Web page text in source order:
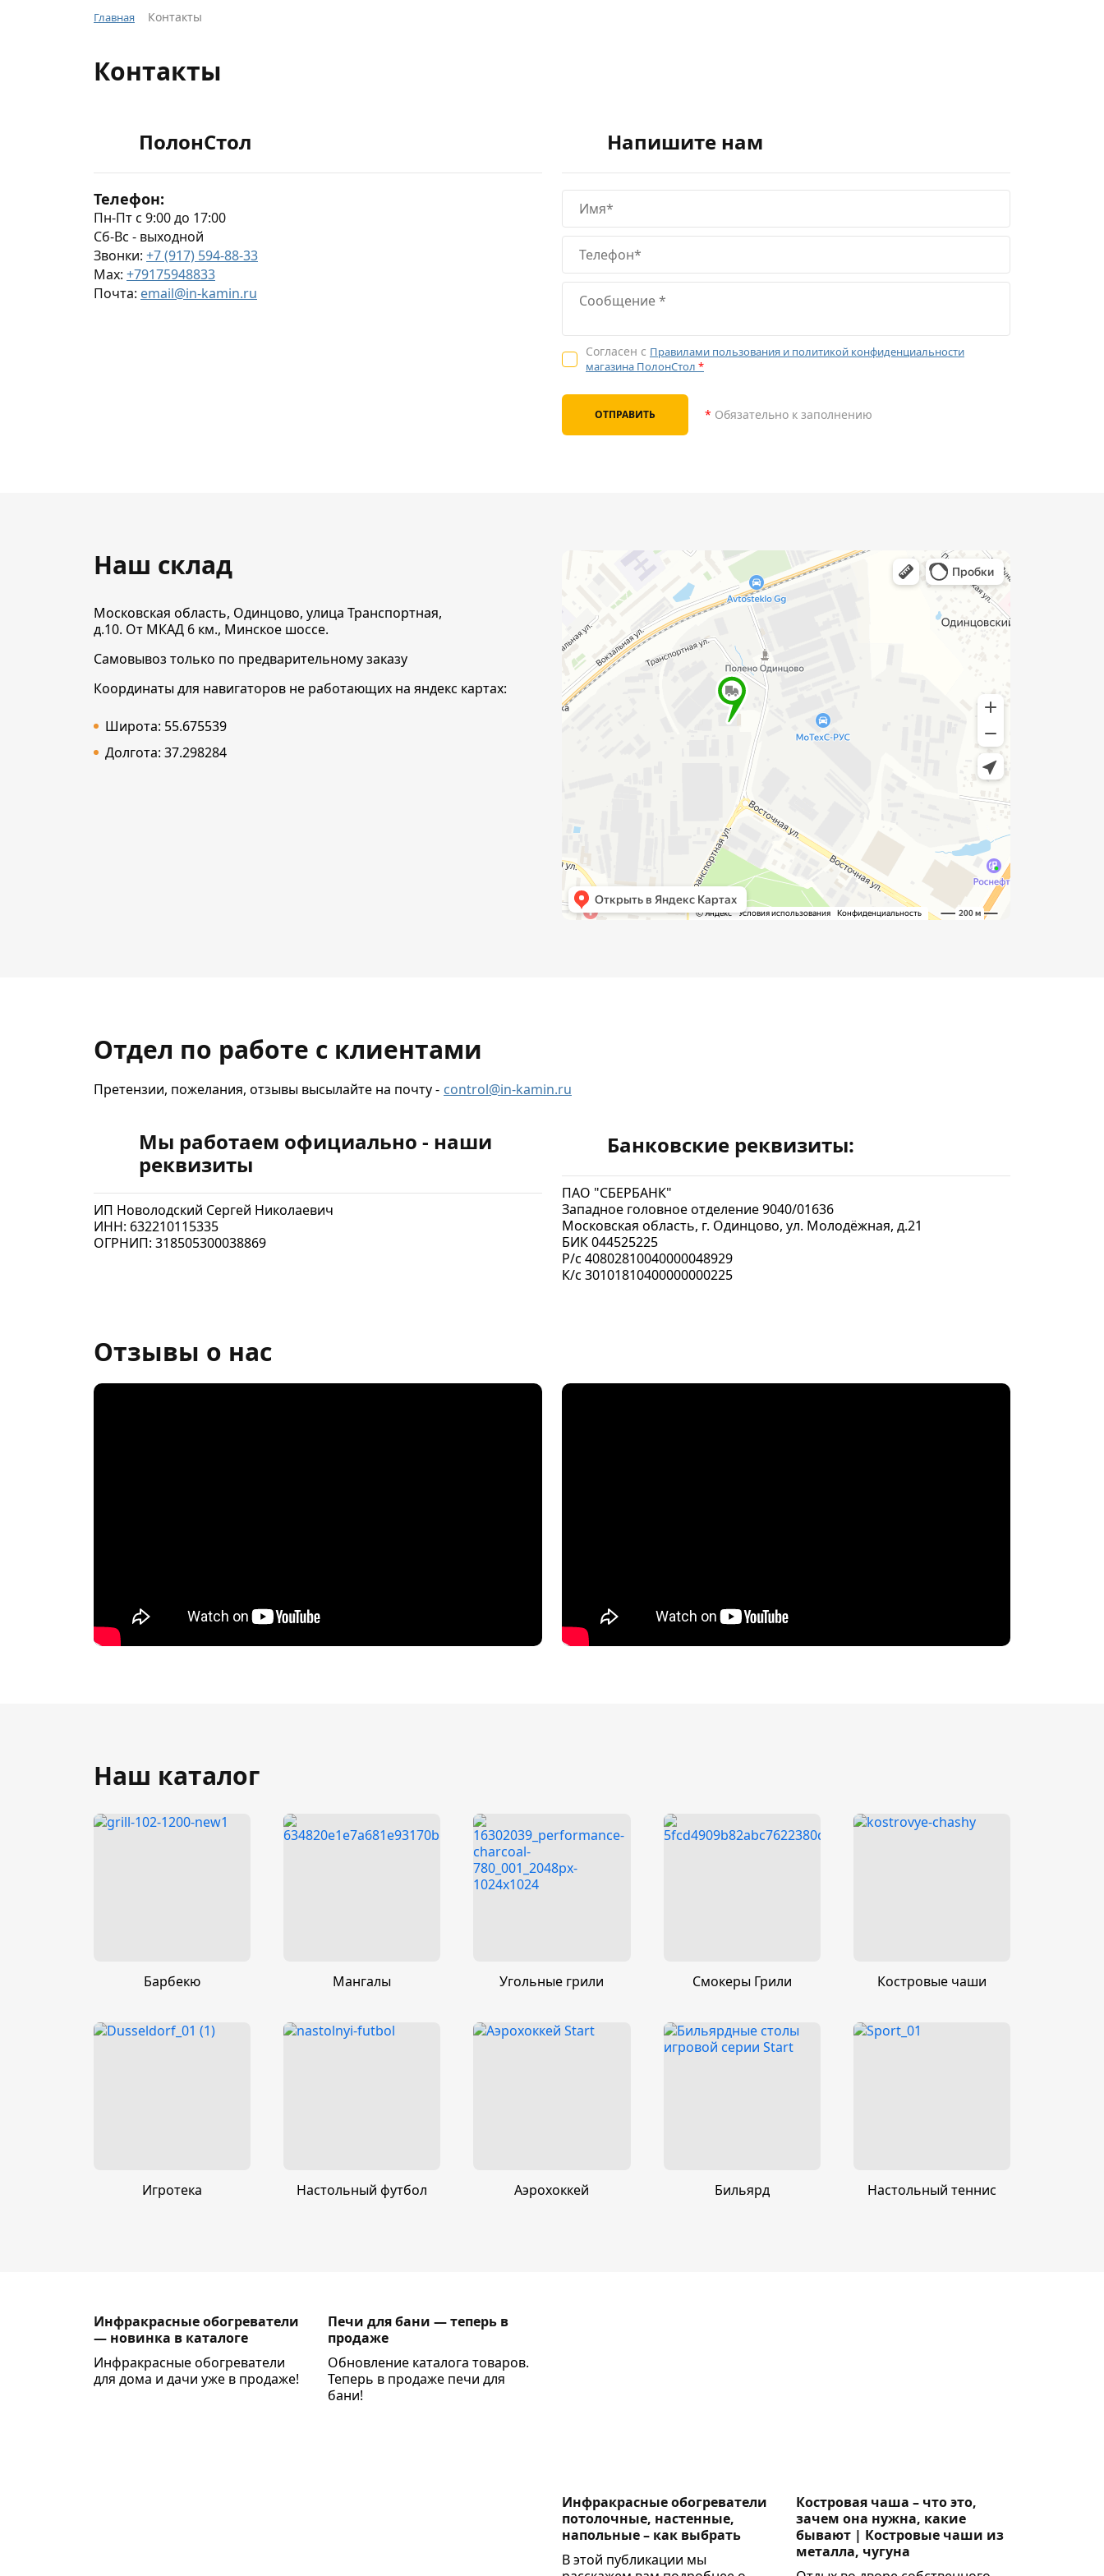
Главная Контакты
Контакты
ПолонСтол
Телефон:
Пн-Пт с 9:00 до 17:00
Cб-Вс - выходной
Звонки: +7 (917) 594-88-33
Max: +79175948833
Почта: email@in-kamin.ru
Напишите нам
Согласен с Правилами пользования и политикой конфиденциальности
магазина ПолонСтол *
* Обязательно к заполнению
Наш склад
Московская область, Одинцово, улица Транспортная,
д.10. От МКАД 6 км., Минское шоссе.
Самовывоз только по предварительному заказу
Координаты для навигаторов не работающих на яндекс картах:
Широта: 55.675539
Долгота: 37.298284
Отдел по работе с клиентами
Претензии, пожелания, отзывы высылайте на почту - control@in-kamin.ru
Мы работаем официально - наши
реквизиты
ИП Новолодский Сергей Николаевич
ИНН: 632210115335
ОГРНИП: 318505300038869
Банковские реквизиты:
ПАО "СБЕРБАНК"
Западное головное отделение 9040/01636
Московская область, г. Одинцово, ул. Молодёжная, д.21
БИК 044525225
Р/с 40802810040000048929
К/с 30101810400000000225
Отзывы о нас
Наш каталог
Барбекю Мангалы Угольные грили Смокеры Грили Костровые чаши
Игротека Настольный футбол Аэрохоккей Бильярд Настольный теннис
Инфракрасные обогреватели
— новинка в каталоге
Инфракрасные обогреватели
для дома и дачи уже в продаже!
Печи для бани — теперь в
продаже
Обновление каталога товаров.
Теперь в продаже печи для
бани!
Инфракрасные обогреватели
потолочные, настенные,
напольные – как выбрать
В этой публикации мы
Костровая чаша – что это,
зачем она нужна, какие
бывают | Костровые чаши из
металла, чугуна